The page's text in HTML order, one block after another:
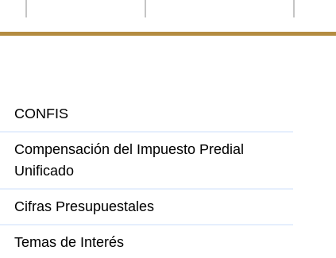
CONFIS
Compensación del Impuesto Predial
Unificado
Cifras Presupuestales
Temas de Interés